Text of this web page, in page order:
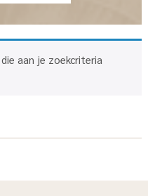
aan je zoekcriteria